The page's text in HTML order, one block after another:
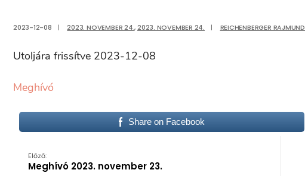
2023-12-08 | 2023. NOVEMBER 24.,2023. NOVEMBER 24. | REICHENBERGER RAJMUND
Utoljára frissítve 2023-12-08
Meghívó
Share on Facebook
Előző:
Meghívó 2023. november 23.